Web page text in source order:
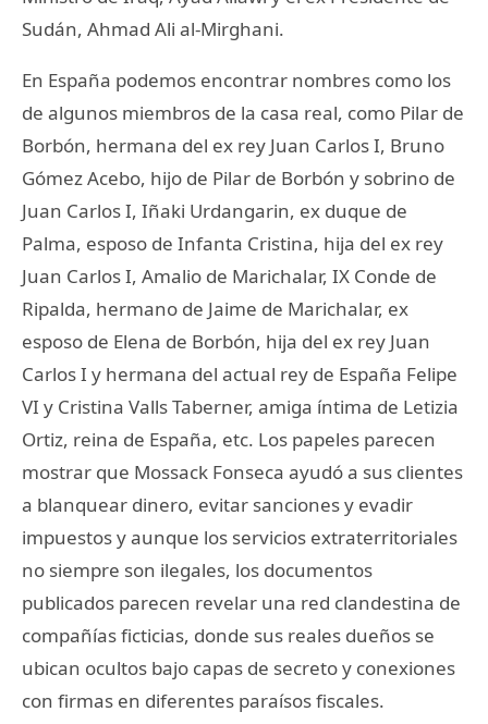
Sudán, Ahmad Ali al-Mirghani.
En España podemos encontrar nombres como los
de algunos miembros de la casa real, como Pilar de
Borbón, hermana del ex rey Juan Carlos I, Bruno
Gómez Acebo, hijo de Pilar de Borbón y sobrino de
Juan Carlos I, Iñaki Urdangarin, ex duque de
Palma, esposo de Infanta Cristina, hija del ex rey
Juan Carlos I, Amalio de Marichalar, IX Conde de
Ripalda, hermano de Jaime de Marichalar, ex
esposo de Elena de Borbón, hija del ex rey Juan
Carlos I y hermana del actual rey de España Felipe
VI y Cristina Valls Taberner, amiga íntima de Letizia
Ortiz, reina de España, etc. Los papeles parecen
mostrar que Mossack Fonseca ayudó a sus clientes
a blanquear dinero, evitar sanciones y evadir
impuestos y aunque los servicios extraterritoriales
no siempre son ilegales, los documentos
publicados parecen revelar una red clandestina de
compañías ficticias, donde sus reales dueños se
ubican ocultos bajo capas de secreto y conexiones
con firmas en diferentes paraísos fiscales.